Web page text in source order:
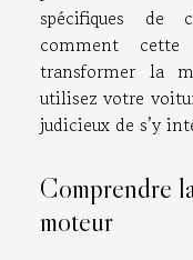
spécifiques de
comment
transformer la
utilisez votre
judicieux de s’y
Comprendre
moteur